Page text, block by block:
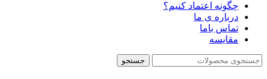
چگونه اعتماد کنیم؟
درباره ی ما
تماس باما
مقایسه
جستجو